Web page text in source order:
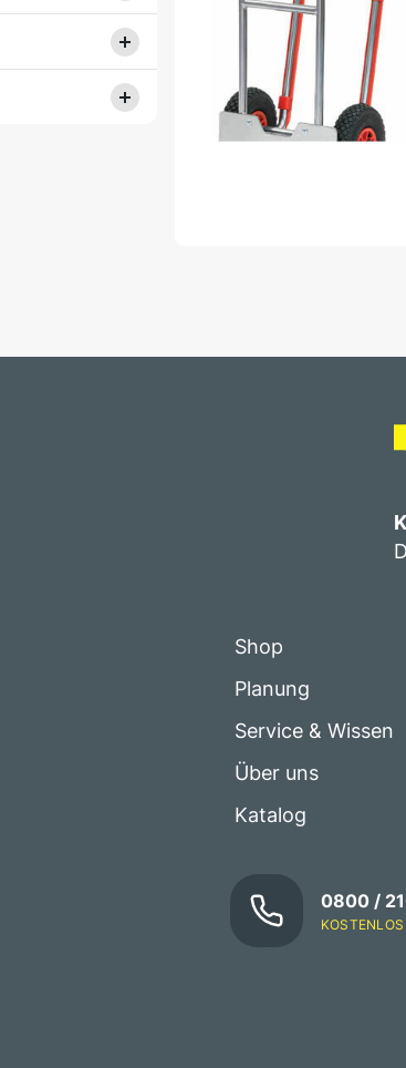
Shop
Planung
Service & Wissen
Über uns
Katalog
0800 /